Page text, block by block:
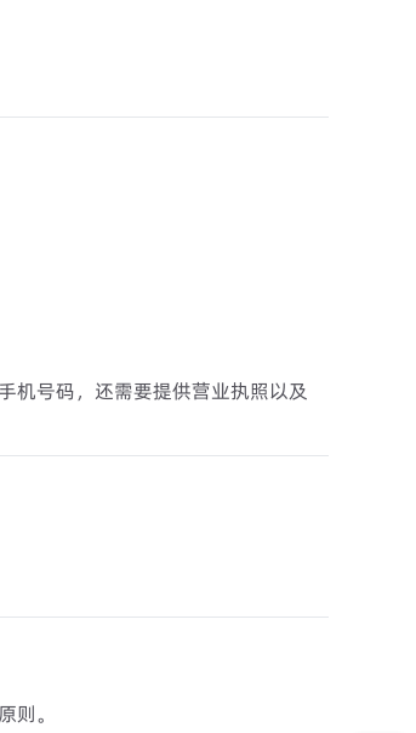
机号码，还需要提供营业执照以及
则。